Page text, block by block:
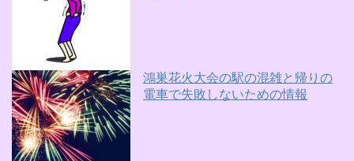
鴻巣花火大会の駅の混雑と帰りの
電車で失敗しないための情報